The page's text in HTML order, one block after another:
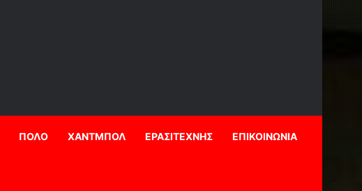
ΠΟΛΟ ΧΑΝΤΜΠΟΛ ΕΡΑΣΙΤΕΧΝΗΣ ΕΠΙΚΟΙΝΩΝΙΑ